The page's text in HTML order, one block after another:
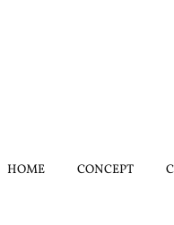
HOME CONCEPT